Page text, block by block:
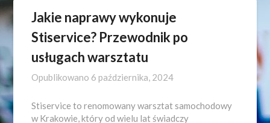
Jakie naprawy wykonuje
Stiservice? Przewodnik po
usługach warsztatu
Opublikowano 6 października, 2024
Stiservice to renomowany warsztat samochodowy
w Krakowie, który od wielu lat świadczy